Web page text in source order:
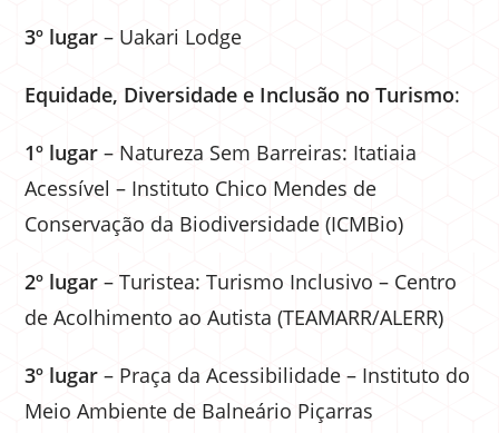
3º lugar – Uakari Lodge
Equidade, Diversidade e Inclusão no Turismo:
1º lugar – Natureza Sem Barreiras: Itatiaia
Acessível – Instituto Chico Mendes de
Conservação da Biodiversidade (ICMBio)
2º lugar – Turistea: Turismo Inclusivo – Centro
de Acolhimento ao Autista (TEAMARR/ALERR)
3º lugar – Praça da Acessibilidade – Instituto do
Meio Ambiente de Balneário Piçarras